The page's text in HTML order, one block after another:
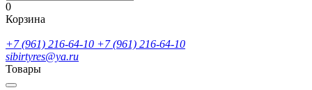
0
Корзина
+7 (961) 216-64-10 +7 (961) 216-64-10
sibirtyres@ya.ru
Товары